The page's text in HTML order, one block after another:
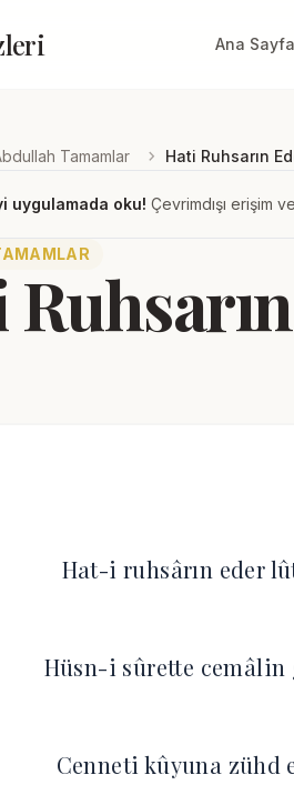
Ana Sayfa
Tamamlar chevron_right Hati Ruhsarın
uygulamada oku! Çevrimdışı erişim
Hat-i ruhsârın eder
Hüsn-i sûrette
Cenneti kûyuna zühd